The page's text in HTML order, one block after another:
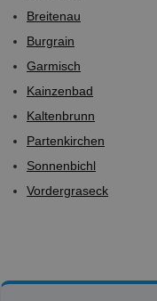
Breitenau
Burgrain
Garmisch
Kainzenbad
Kaltenbrunn
Partenkirchen
Sonnenbichl
Vordergraseck